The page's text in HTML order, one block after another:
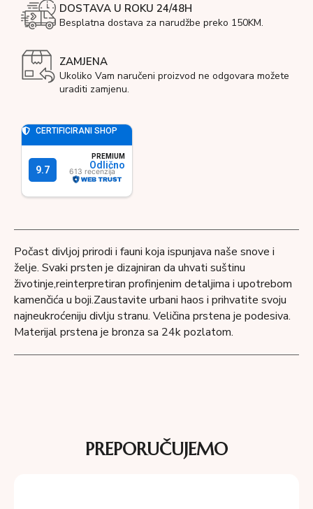
DOSTAVA U ROKU 24/48H
Besplatna dostava za narudžbe preko 150KM.
ZAMJENA
Ukoliko Vam naručeni proizvod ne odgovara možete
uraditi zamjenu.
Počast divljoj prirodi i fauni koja ispunjava naše snove i
želje. Svaki prsten je dizajniran da uhvati suštinu
životinje,reinterpretiran profinjenim detaljima i upotrebom
kamenčića u boji.Zaustavite urbani haos i prihvatite svoju
najneukroćeniju divlju stranu. Veličina prstena je podesiva.
Materijal prstena je bronza sa 24k pozlatom.
PREPORUČUJEMO